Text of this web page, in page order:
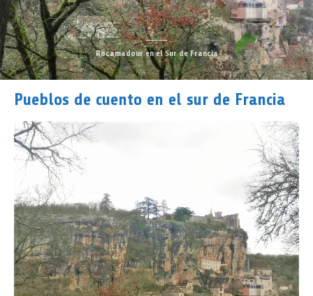
Rocamadour en el Sur de Francia
Pueblos de cuento en el sur de Francia